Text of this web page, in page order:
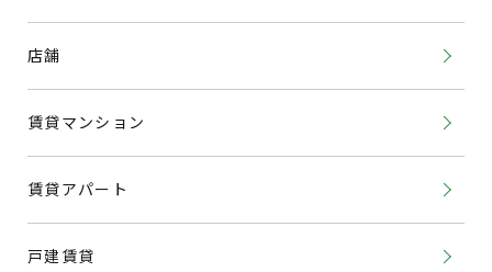
店舗
賃貸マンション
賃貸アパート
戸建賃貸